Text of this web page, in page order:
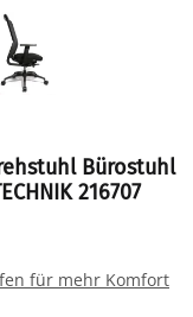
Bürostuhl
216707
für mehr Komfort